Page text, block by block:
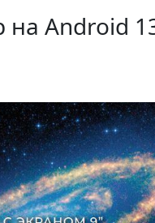
на Android